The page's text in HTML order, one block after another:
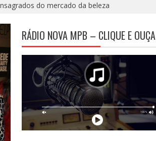
do mercado da beleza
RÁDIO NOVA MPB – CLIQUE E OUÇA